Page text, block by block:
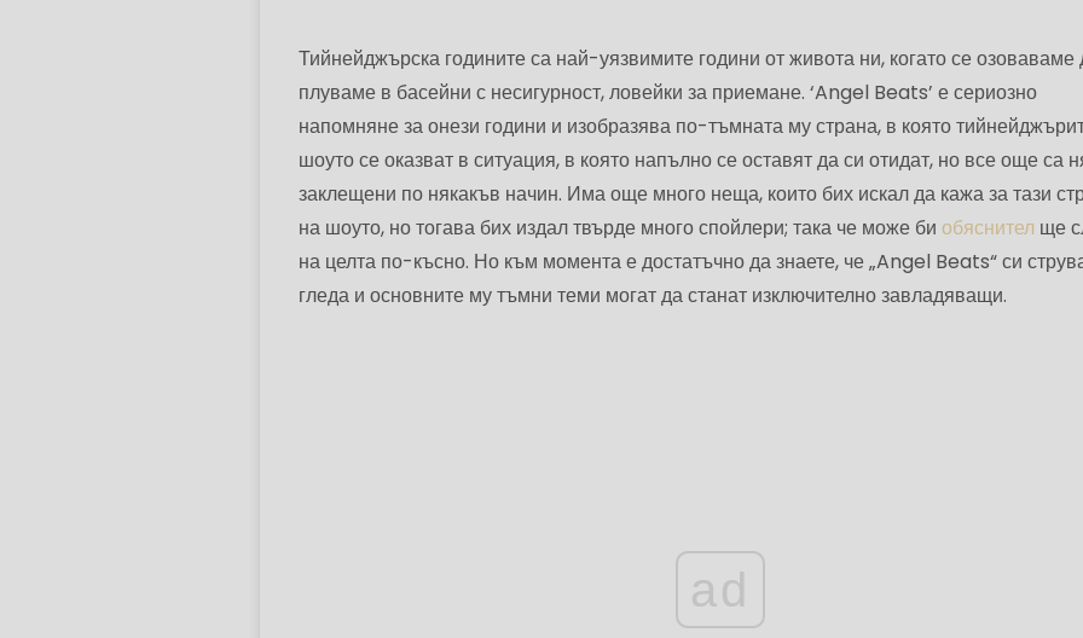
Тийнейджърска годините са най-уязвимите години от живота ни, когато се озоваваме
плуваме в басейни с несигурност, ловейки за приемане. ‘Angel Beats’ е сериозно
напомняне за онези години и изобразява по-тъмната му страна, в която
шоуто се оказват в ситуация, в която напълно се оставят да си отидат, но все още са
заклещени по някакъв начин. Има още много неща, които бих искал да кажа за тази
на шоуто, но тогава бих издал твърде много спойлери; така че може биобяснител ще
на целта по-късно. Но към момента е достатъчно да знаете, че „Angel Beats“ си
гледа и основните му тъмни теми могат да станат изключително завладяващи.
ad